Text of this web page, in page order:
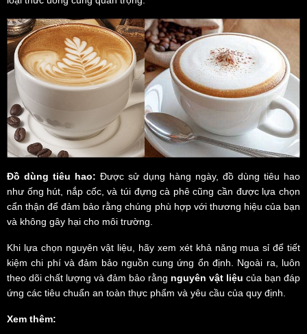
Đồ dùng tiêu hao: Được sử dụng hàng ngày, đồ dùng tiêu hao
như ống hút, nắp cốc, và túi đựng cà phê cũng cần được lựa chọn
cẩn thận để đảm bảo rằng chúng phù hợp với thương hiệu của bạn
và không gây hại cho môi trường.
Khi lựa chọn nguyên vật liệu, hãy xem xét khả năng mua sỉ để tiết
kiệm chi phí và đảm bảo nguồn cung ứng ổn định. Ngoài ra, luôn
theo dõi chất lượng và đảm bảo rằng nguyên vật liệu của bạn đáp
ứng các tiêu chuẩn an toàn thực phẩm và yêu cầu của quy định.
Xem thêm: